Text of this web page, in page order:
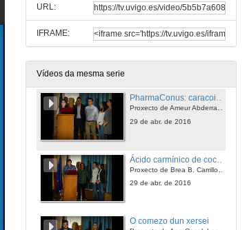
URL:
IFRAME:
Vídeos da mesma serie
O amorodo mecánico
Proxecto de Ainhoa Francisco, Elena Neira, Maria Senn, Enrique Riveiro
29 de abr. de 2016
PharmaConus: caracois farmacéuticos
Proxecto de Ameur Abderrahime, Rodrigo Rodríguez, Andrea Diéguez, Marta Santos, Raquel Puerta
29 de abr. de 2016
Proxecto de Brea B. Carrillo, Noelia Novoa, Gonzalo Ríos, Jesica Saco, Pablo Carpinteiro
29 de abr. de 2016
O comezo dun xersei